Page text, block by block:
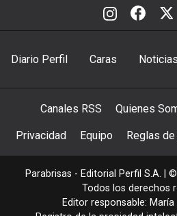
Diario Perfil Caras Noticias
Canales RSS Quienes
Privacidad Equipo Reglas
Parabrisas - Editorial Perfil S.A. |
Todos los derechos
Editor responsable: